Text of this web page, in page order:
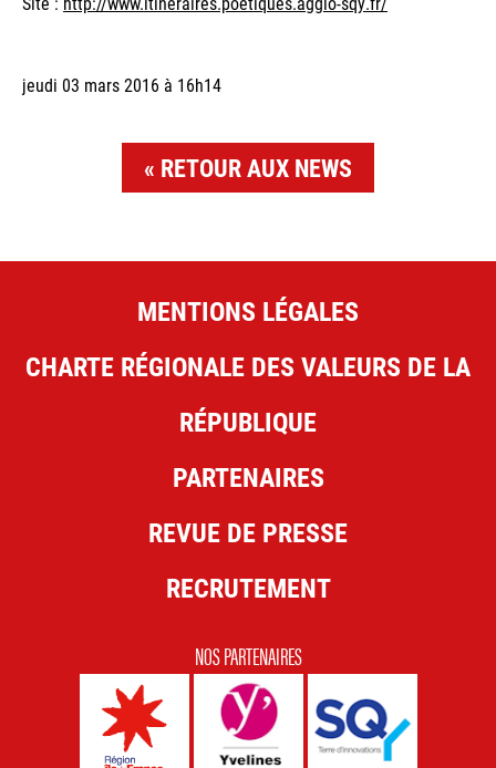
jeudi 03 mars 2016 à 16h14
RETOUR AUX NEWS
MENTIONS LÉGALES
CHARTE RÉGIONALE DES VALEURS DE LA
RÉPUBLIQUE
PARTENAIRES
REVUE DE PRESSE
RECRUTEMENT
NOS PARTENAIRES